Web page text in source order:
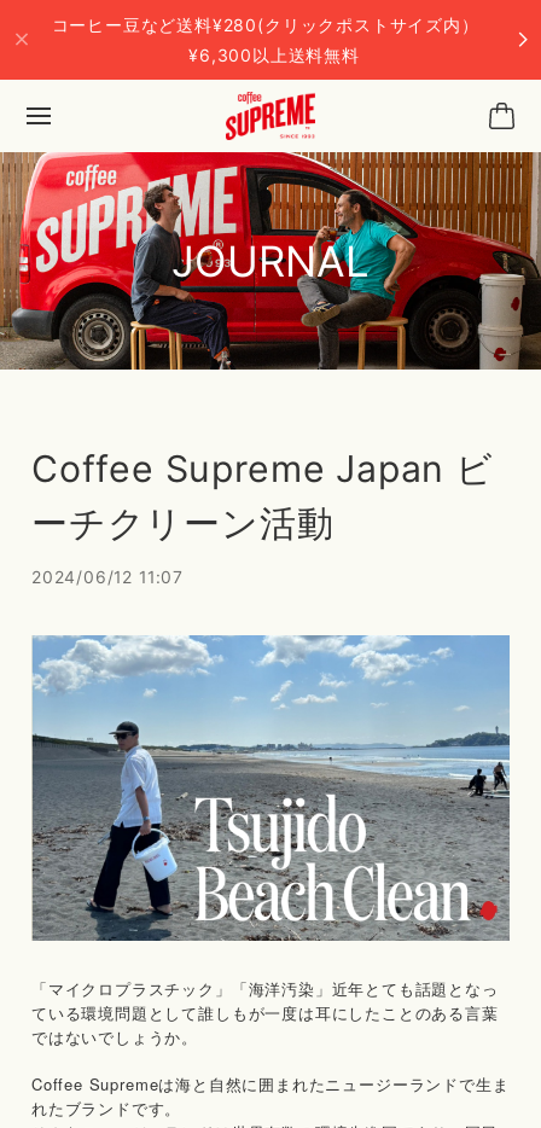
コーヒー豆など送料¥280(クリックポストサイズ内）
¥6,300以上送料無料
JOURNAL
Coffee Supreme Japan ビ
ーチクリーン活動
2024/06/12 11:07
「マイクロプラスチック」「海洋汚染」近年とても話題となっ
ている環境問題として誰しもが一度は耳にしたことのある言葉
ではないでしょうか。
Coffee Supremeは海と自然に囲まれたニュージーランドで生ま
れたブランドです。